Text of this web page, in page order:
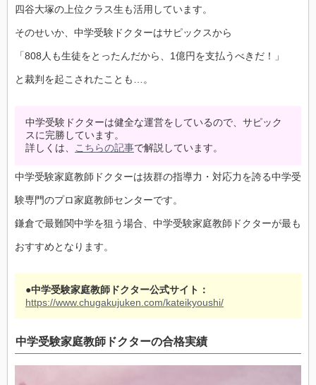
四谷大塚の上位クラス生も活用しています。
そのせいか、中学受験ドクターはサピックスから
「808人も生徒をとったんだから、1億円を支払うべきだ！」
と裁判を起こされたことも…。
中学受験ドクターは健全な運営をしているので、サピック
スに完勝しています。
詳しくは、 こちらの記事で解説しています。
中学受験家庭教師ドクターは抜群の指導力・対応力を誇る中学受
験専門のプロ家庭教師センターです。
鎌倉で最難関中学を狙う場合、中学受験家庭教師ドクターが最も
おすすめとなります。
●中学受験家庭教師ドクター公式サイト：
https://www.chugakujuken.com/kateikyoushi/
中学受験家庭教師ドクターの合格実績